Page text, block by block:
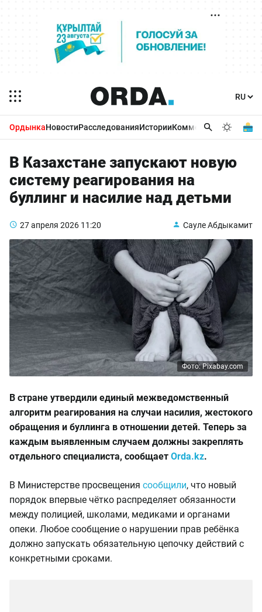
ОрдынкаНовостиРасследованияИсторииКомментарииБизнес
В Казахстане запускают новую
систему реагирования на
буллинг и насилие над детьми
27 апреля 2026 11:20 Сауле Абдыкамит
Фото: Pixabay.com
В стране утвердили единый межведомственный
алгоритм реагирования на случаи насилия, жестокого
обращения и буллинга в отношении детей. Теперь за
каждым выявленным случаем должны закреплять
отдельного специалиста, сообщает Orda.kz.
В Министерстве просвещения сообщили, что новый
порядок впервые чётко распределяет обязанности
между полицией, школами, медиками и органами
опеки. Любое сообщение о нарушении прав ребёнка
должно запускать обязательную цепочку действий с
конкретными сроками.